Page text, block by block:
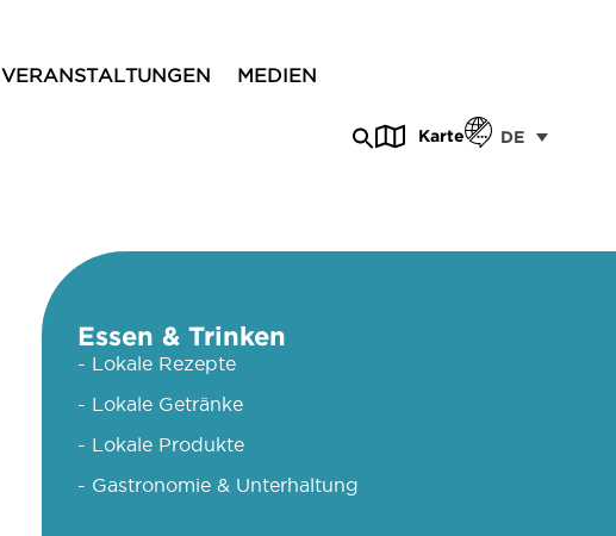
VERANSTALTUNGEN MEDIEN
Karte DE
Essen & Trinken
- Lokale Rezepte
- Lokale Getränke
- Lokale Produkte
- Gastronomie & Unterhaltung